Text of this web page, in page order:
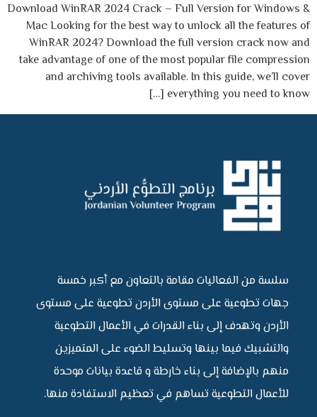
Download WinRAR 2024 Crack – Full Version for Windows &
Mac Looking for the best way to unlock all the features of
WinRAR 2024? Download the full version crack now and
take advantage of one of the most popular file compression
and archiving tools available. In this guide, we’ll cover
everything you need to know […]
سلسة من الفعاليات مقامة بالتعاون مع أكبر خمسة
جهات تطوعية على مستوى الأردن تطوعية على مستوى
الأردن وتهدف إلى بناء القدرات في الأعمال التطوعية
والتشبيك فيما بينها وتسليط الضوء على المتميزين
منهم بالإضافة إلى بناء خارطة و قاعدة بيانات موحدة
للأعمال التطوعية تساهم في تعظيم الاستفادة منها.